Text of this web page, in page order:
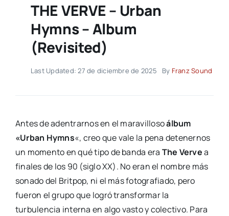
THE VERVE – Urban
Hymns – Album
(Revisited)
Last Updated: 27 de diciembre de 2025 By Franz Sound
Antes de adentrarnos en el maravillosoálbum
«Urban Hymns«, creo que vale la pena detenernos
un momento en qué tipo de banda era The Vervea
finales de los 90 (siglo XX). No eran el nombre más
sonado del Britpop, ni el más fotografiado, pero
fueron el grupo que logró transformar la
turbulencia interna en algo vasto y colectivo. Para